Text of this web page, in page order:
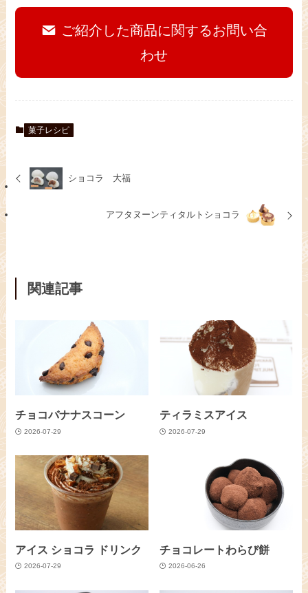
ご紹介した商品に関するお問い合
わせ
菓子レシピ
ショコラ 大福
アフタヌーンティタルトショコラ
関連記事
チョコバナナスコーン
2026-07-29
ティラミスアイス
2026-07-29
アイス ショコラ ドリンク
2026-07-29
チョコレートわらび餅
2026-06-26